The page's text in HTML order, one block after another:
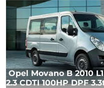
Opel Movano B 2010
2.3 CDTI 100HP DPF